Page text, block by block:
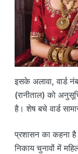
इसके अलावा, वार्ड
(रानीताल) को
है। शेष बचे वार्ड
प्रशासन का कहना है
निकाय चुनावों में